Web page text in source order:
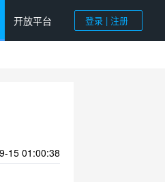
开放平台 登录 | 注册
15 01:00:38